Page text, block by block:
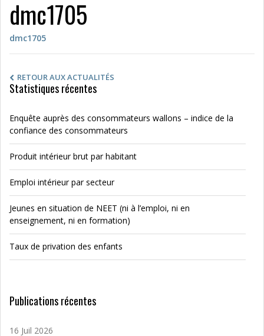
dmc1705
dmc1705
RETOUR AUX ACTUALITÉS
Statistiques récentes
Enquête auprès des consommateurs wallons – indice de la
confiance des consommateurs
Produit intérieur brut par habitant
Emploi intérieur par secteur
Jeunes en situation de NEET (ni à l’emploi, ni en
enseignement, ni en formation)
Taux de privation des enfants
Publications récentes
16 Juil 2026